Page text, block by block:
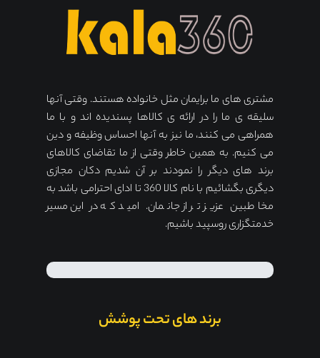
مشتری های ما برایمان مثل خانواده هستند. وقتی آنها
سلیقه ی ما را در ارائه ی کالاها پسندیده اند و با ما
همراهی می کنند، ما نیز به آنها احساس وظیفه و دین
می کنیم. به همین خاطر وقتی از ما تقاضای کالاهای
برند های دیگر را نمودند بر آن شدیم دکان مجازی
دیگری بگشائیم با نام کالا 360 تا ادای احترامی باشد به
مخاطبین عزیز تر از جانمان. امید که در این مسیر
خدمتگزاری روسپید باشیم.
برند های تحت پوشش